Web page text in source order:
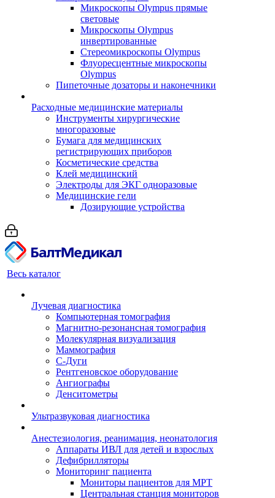
Микроскопы Olympus прямые
световые
Микроскопы Olympus
инвертированные
Стереомикроскопы Olympus
Флуоресцентные микроскопы
Olympus
Пипеточные дозаторы и наконечники
Расходные медицинские материалы
Инструменты хирургические
многоразовые
Бумага для медицинских
регистрирующих приборов
Косметические средства
Клей медицинский
Электроды для ЭКГ одноразовые
Медицинские гели
Дозирующие устройства
Весь каталог
Лучевая диагностика
Компьютерная томография
Магнитно-резонансная томография
Молекулярная визуализация
Маммография
С-Дуги
Рентгеновское оборудование
Ангиографы
Денситометры
Ультразвуковая диагностика
Анестезиология, реанимация, неонатология
Аппараты ИВЛ для детей и взрослых
Дефибрилляторы
Мониторинг пациента
Мониторы пациентов для МРТ
Центральная станция мониторов